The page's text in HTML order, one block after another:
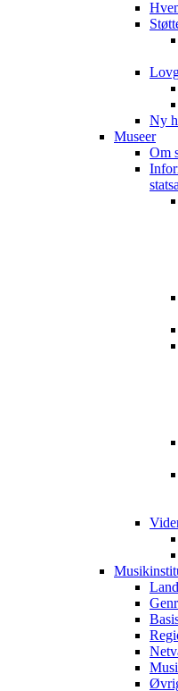
Ny
Museer
Om